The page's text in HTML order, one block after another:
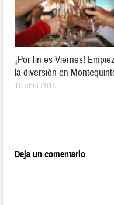
¡Por fin es Viernes!
la diversión en
10 abril 2015
Deja un comentario